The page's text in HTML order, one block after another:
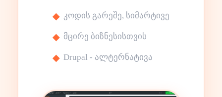
კოდის გარეშე, სიმარტივე
მცირე ბიზნესისთვის
Drupal - ალტერნატივა